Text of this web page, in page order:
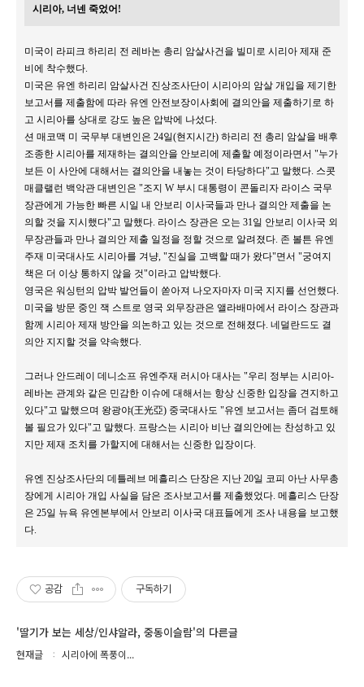
시리아, 너넨 죽었어!
미국이 라피크 하리리 전 레바논 총리 암살사건을 빌미로 시리아 제재 준
비에 착수했다.
미국은 유엔 하리리 암살사건 진상조사단이 시리아의 암살 개입을 제기한
보고서를 제출함에 따라 유엔 안전보장이사회에 결의안을 제출하기로 하
고 시리아를 상대로 강도 높은 압박에 나섰다.
션 매코맥 미 국무부 대변인은 24일(현지시간) 하리리 전 총리 암살을 배후
조종한 시리아를 제재하는 결의안을 안보리에 제출할 예정이라면서 "누가
보든 이 사안에 대해서는 결의안을 내놓는 것이 타당하다"고 말했다. 스콧
매클랠런 백악관 대변인은 "조지 W 부시 대통령이 콘돌리자 라이스 국무
장관에게 가능한 빠른 시일 내 안보리 이사국들과 만나 결의안 제출을 논
의할 것을 지시했다"고 말했다. 라이스 장관은 오는 31일 안보리 이사국 외
무장관들과 만나 결의안 제출 일정을 정할 것으로 알려졌다. 존 볼튼 유엔
주재 미국대사도 시리아를 겨냥, "진실을 고백할 때가 왔다"면서 "궁여지
책은 더 이상 통하지 않을 것"이라고 압박했다.
영국은 워싱턴의 압박 발언들이 쏟아져 나오자마자 미국 지지를 선언했다.
미국을 방문 중인 잭 스트로 영국 외무장관은 앨라배마에서 라이스 장관과
함께 시리아 제재 방안을 의논하고 있는 것으로 전해졌다. 네덜란드도 결
의안 지지할 것을 약속했다.
그러나 안드레이 데니소프 유엔주재 러시아 대사는 "우리 정부는 시리아-
레바논 관계와 같은 민감한 이슈에 대해서는 항상 신중한 입장을 견지하고
있다"고 말했으며 왕광야(王光亞) 중국대사도 "유엔 보고서는 좀더 검토해
볼 필요가 있다"고 말했다. 프랑스는 시리아 비난 결의안에는 찬성하고 있
지만 제재 조치를 가할지에 대해서는 신중한 입장이다.
유엔 진상조사단의 데틀레브 메흘리스 단장은 지난 20일 코피 아난 사무총
장에게 시리아 개입 사실을 담은 조사보고서를 제출했었다. 메흘리스 단장
은 25일 뉴욕 유엔본부에서 안보리 이사국 대표들에게 조사 내용을 보고했
다.
공감 구독하기
'딸기가 보는 세상/인샤알라, 중동이슬람'의 다른글
현재글 시리아에 폭풍이...